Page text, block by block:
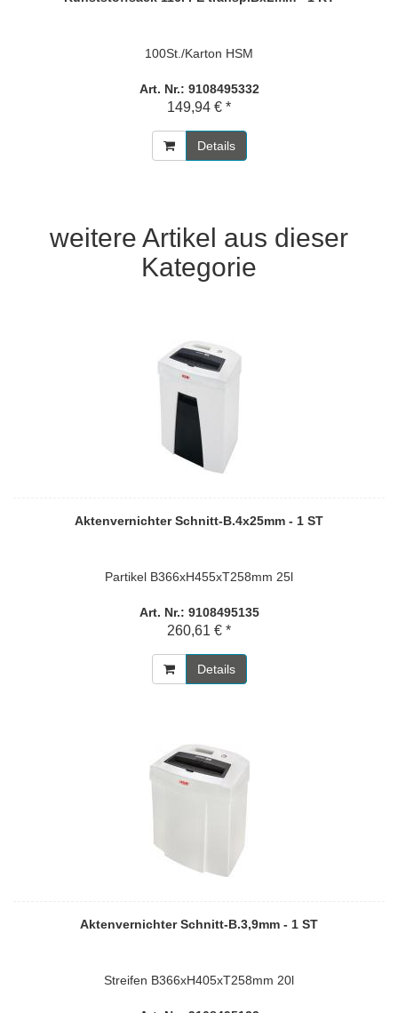
100St./Karton HSM
Art. Nr.: 9108495332
149,94 € *
Details
weitere Artikel aus dieser
Kategorie
Aktenvernichter Schnitt-B.4x25mm - 1 ST
Partikel B366xH455xT258mm 25l
Art. Nr.: 9108495135
260,61 € *
Details
Aktenvernichter Schnitt-B.3,9mm - 1 ST
Streifen B366xH405xT258mm 20l